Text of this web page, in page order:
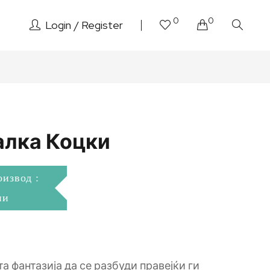
Login Register 0 0
Коцки
:
фантазија да се разбуди правејќи ги